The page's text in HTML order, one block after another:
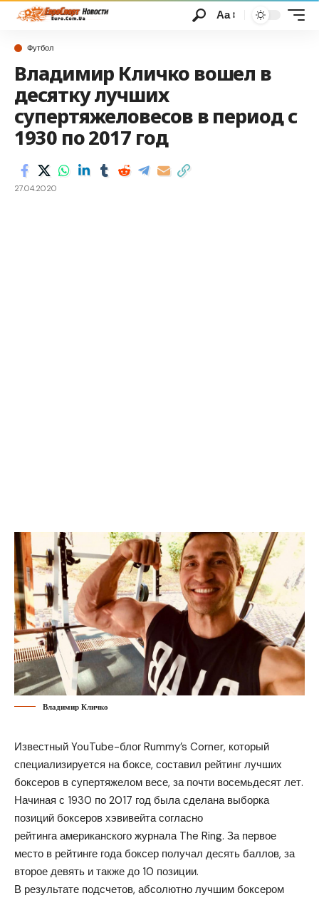
Аа
Футбол
Владимир Кличко вошел в
десятку лучших
супертяжеловесов в период с
1930 по 2017 год
27.04.2020
Владимир Кличко
Известный YouTube-блог Rummy’s Corner, который
специализируется на боксе, составил рейтинг лучших
боксеров в супертяжелом весе, за почти восемьдесят лет.
Начиная с 1930 по 2017 год была сделана выборка
позиций боксеров хэвивейта согласно
рейтинга американского журнала The Ring. За первое
место в рейтинге года боксер получал десять баллов, за
второе девять и также до 10 позиции.
В результате подсчетов, абсолютно лучшим боксером